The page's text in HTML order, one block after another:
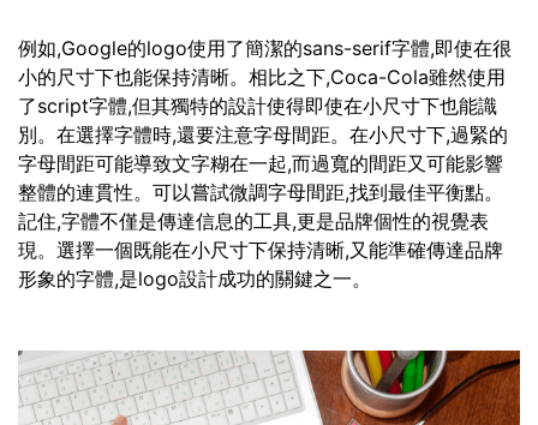
例如,Google的logo使用了簡潔的sans-serif字體,即使在很
小的尺寸下也能保持清晰。相比之下,Coca-Cola雖然使用
了script字體,但其獨特的設計使得即使在小尺寸下也能識
別。在選擇字體時,還要注意字母間距。在小尺寸下,過緊的
字母間距可能導致文字糊在一起,而過寬的間距又可能影響
整體的連貫性。可以嘗試微調字母間距,找到最佳平衡點。
記住,字體不僅是傳達信息的工具,更是品牌個性的視覺表
現。選擇一個既能在小尺寸下保持清晰,又能準確傳達品牌
形象的字體,是logo設計成功的關鍵之一。